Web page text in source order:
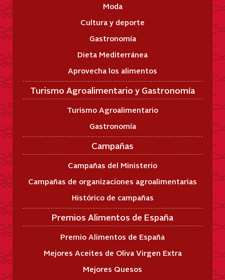
Moda
Cultura y deporte
Gastronomía
Dieta Mediterránea
Aprovecha los alimentos
Turismo Agroalimentario y Gastronomía
Turismo Agroalimentario
Gastronomía
Campañas
Campañas del Ministerio
Campañas de organizaciones agroalimentarias
Histórico de campañas
Premios Alimentos de España
Premio Alimentos de España
Mejores Aceites de Oliva Virgen Extra
Mejores Quesos